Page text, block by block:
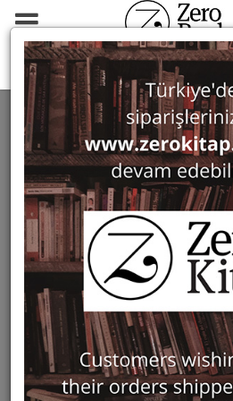
Periodicals Colloquium Anatolicum
COLLOQUIUM ANATOLICUM
Filter